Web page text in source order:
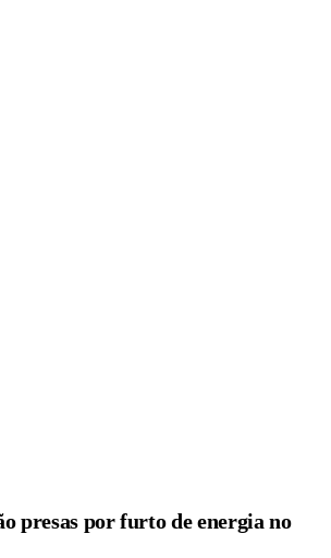
presas por furto de energia no